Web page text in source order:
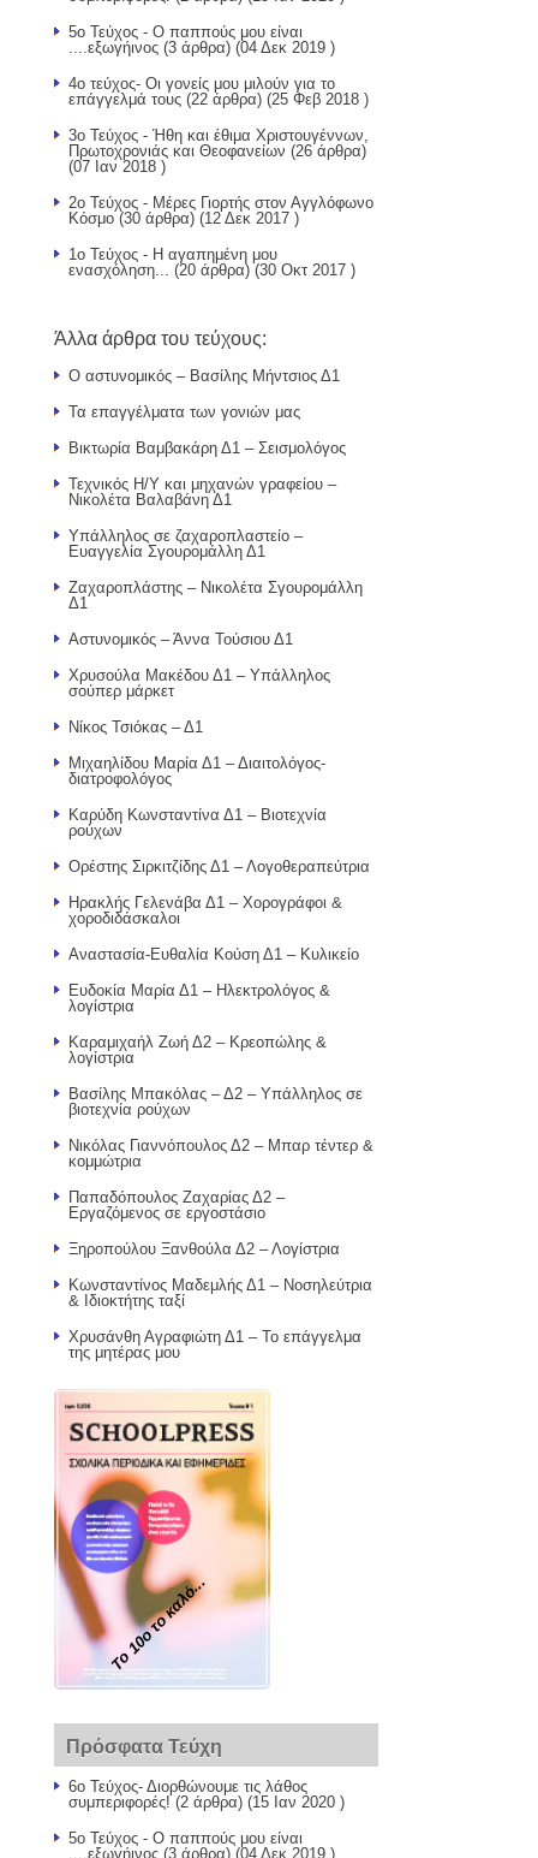
5ο Τεύχος - Ο παππούς μου είναι
....εξωγήινος (3 άρθρα) (04 Δεκ 2019 )
4ο τεύχος- Οι γονείς μου μιλούν για το
επάγγελμά τους (22 άρθρα) (25 Φεβ 2018 )
3ο Τεύχος - Ήθη και έθιμα Χριστουγέννων,
Πρωτοχρονιάς και Θεοφανείων (26 άρθρα)
(07 Ιαν 2018 )
2ο Τεύχος - Μέρες Γιορτής στον Αγγλόφωνο
Κόσμο (30 άρθρα) (12 Δεκ 2017 )
1ο Τεύχος - Η αγαπημένη μου
ενασχόληση... (20 άρθρα) (30 Οκτ 2017 )
Άλλα άρθρα του τεύχους:
Ο αστυνομικός – Βασίλης Μήντσιος Δ1
Τα επαγγέλματα των γονιών μας
Βικτωρία Βαμβακάρη Δ1 – Σεισμολόγος
Τεχνικός Η/Υ και μηχανών γραφείου –
Νικολέτα Βαλαβάνη Δ1
Υπάλληλος σε ζαχαροπλαστείο –
Ευαγγελία Σγουρομάλλη Δ1
Ζαχαροπλάστης – Νικολέτα Σγουρομάλλη
Δ1
Αστυνομικός – Άννα Τούσιου Δ1
Χρυσούλα Μακέδου Δ1 – Υπάλληλος
σούπερ μάρκετ
Νίκος Τσιόκας – Δ1
Μιχαηλίδου Μαρία Δ1 – Διαιτολόγος-
διατροφολόγος
Καρύδη Κωνσταντίνα Δ1 – Βιοτεχνία
ρούχων
Ορέστης Σιρκιτζίδης Δ1 – Λογοθεραπεύτρια
Ηρακλής Γελενάβα Δ1 – Χορογράφοι &
χοροδιδάσκαλοι
Αναστασία-Ευθαλία Κούση Δ1 – Κυλικείο
Ευδοκία Μαρία Δ1 – Ηλεκτρολόγος &
λογίστρια
Καραμιχαήλ Ζωή Δ2 – Κρεοπώλης &
λογίστρια
Βασίλης Μπακόλας – Δ2 – Υπάλληλος σε
βιοτεχνία ρούχων
Νικόλας Γιαννόπουλος Δ2 – Μπαρ τέντερ &
κομμώτρια
Παπαδόπουλος Ζαχαρίας Δ2 –
Εργαζόμενος σε εργοστάσιο
Ξηροπούλου Ξανθούλα Δ2 – Λογίστρια
Κωνσταντίνος Μαδεμλής Δ1 – Νοσηλεύτρια
& Ιδιοκτήτης ταξί
Χρυσάνθη Αγραφιώτη Δ1 – Το επάγγελμα
της μητέρας μου
Το 10ο το καλό...
Πρόσφατα Τεύχη
6ο Τεύχος- Διορθώνουμε τις λάθος
συμπεριφορές! (2 άρθρα) (15 Ιαν 2020 )
5ο Τεύχος - Ο παππούς μου είναι
....εξωγήινος (3 άρθρα) (04 Δεκ 2019 )